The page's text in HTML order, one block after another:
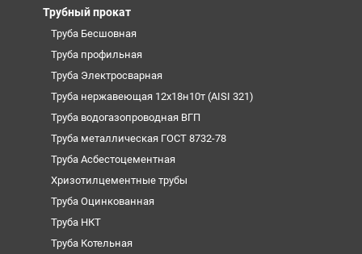
Трубный прокат
Труба Бесшовная
Труба профильная
Труба Электросварная
Труба нержавеющая 12х18н10т (AISI 321)
Труба водогазопроводная ВГП
Труба металлическая ГОСТ 8732-78
Труба Асбестоцементная
Хризотилцементные трубы
Труба Оцинкованная
Труба НКТ
Труба Котельная